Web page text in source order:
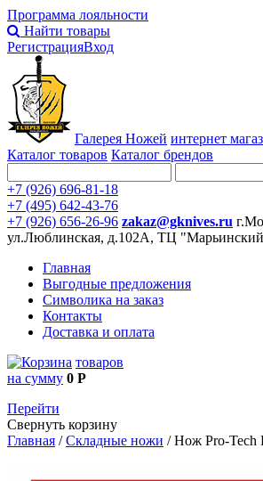
Программа лояльности
Найти товары
РегистрацияВход
Галерея Ножей интернет
Каталог товаров Каталог брендов
+7 (926) 696-81-18
+7 (495) 642-43-76
+7 (926) 656-26-96 zakaz@gknives.ru
ул.Люблинская, д.102А, ТЦ "Марьинский
Главная
Выгодные предложения
Символика на заказ
Контакты
Доставка и оплата
товаров
на сумму 0 Р
Перейти
Свернуть корзину
Главная /Складные ножи /Нож Pro-Tech